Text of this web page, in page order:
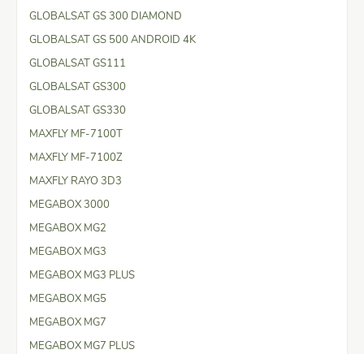
GLOBALSAT GS 300 DIAMOND
GLOBALSAT GS 500 ANDROID 4K
GLOBALSAT GS111
GLOBALSAT GS300
GLOBALSAT GS330
MAXFLY MF-7100T
MAXFLY MF-7100Z
MAXFLY RAYO 3D3
MEGABOX 3000
MEGABOX MG2
MEGABOX MG3
MEGABOX MG3 PLUS
MEGABOX MG5
MEGABOX MG7
MEGABOX MG7 PLUS